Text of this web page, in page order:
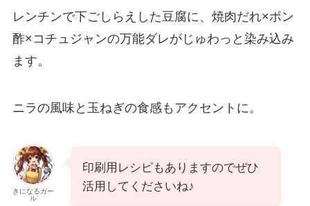
レンチンで下ごしらえした豆腐に、焼肉だれ×ポン
酢×コチュジャンの万能ダレがじゅわっと染み込み
ます。
ニラの風味と玉ねぎの食感もアクセントに。
きになるガー
ル
印刷用レシピもありますのでぜひ
活用してくださいね♪